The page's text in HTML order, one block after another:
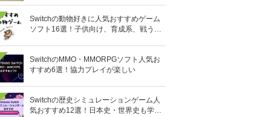
Switchの動物好きに人気おすすめゲーム
ソフト16選！子供向け、育成系、戦う格
SwitchのMMO・MMORPGソフト人気お
すすめ6選！協力プレイが楽しい
Switchの歴史シミュレーションゲーム人
気おすすめ12選！日本史・世界史も学べ